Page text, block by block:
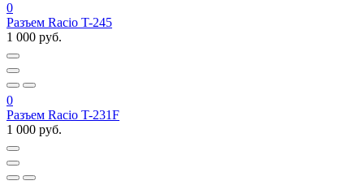
0
Разъем Racio T-245
1 000 руб.
0
Разъем Racio T-231F
1 000 руб.